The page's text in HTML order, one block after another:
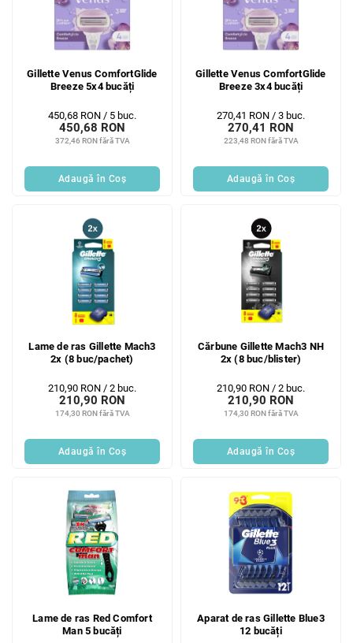
Gillette Venus ComfortGlide
Breeze 5x4 bucăți
372,46 RON fără TVA
450,68 RON
Evaluare
preţ:
450,68 RON / 5 buc.
Adaugă în Coş
Gillette Venus ComfortGlide
Breeze 3x4 bucăți
223,48 RON fără TVA
270,41 RON
Evaluare
preţ:
270,41 RON / 3 buc.
Adaugă în Coş
Lame de ras Gillette Mach3
2x (8 buc/pachet)
174,30 RON fără TVA
210,90 RON
Evaluare
preţ:
210,90 RON / 2 buc.
Adaugă în Coş
Cărbune Gillette Mach3 NH
2x (8 buc/blister)
174,30 RON fără TVA
210,90 RON
Evaluare
preţ:
210,90 RON / 2 buc.
Adaugă în Coş
Lame de ras Red Comfort
Man 5 bucăți
Aparat de ras Gillette Blue3
12 bucăți